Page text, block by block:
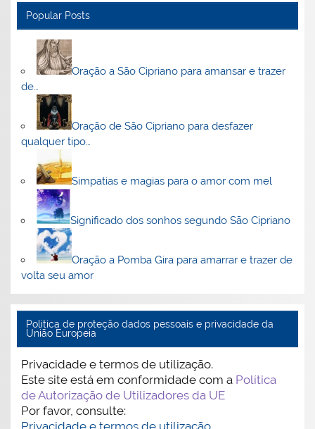
Popular Posts
Oração a São Cipriano para amansar e trazer
de…
Oração de São Cipriano para desfazer
qualquer tipo…
Simpatias e magias para o amor com mel
Significado dos sonhos segundo São Cipriano
Oração a Pomba Gira para amarrar e trazer de
volta seu amor
Politica de proteção dados pessoais e privacidade da
União Europeia
Privacidade e termos de utilização.
Este site está em conformidade com a Política
de Autorização de Utilizadores da UE
Por favor, consulte: